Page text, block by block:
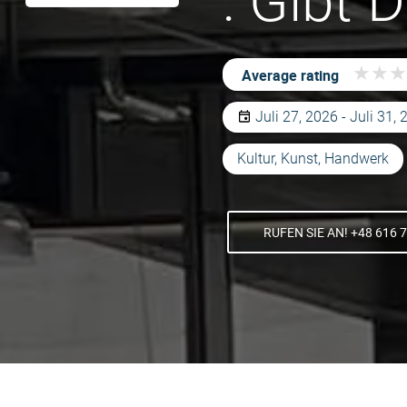
Average rating ★ ★ ★
★ ★ ★
Juli 27, 2026 - Juli 31,
Kultur, Kunst, Handwerk
RUFEN SIE AN! +48 616